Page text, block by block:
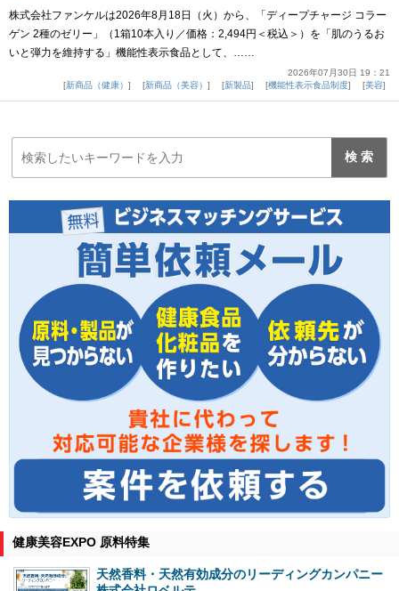
株式会社ファンケルは2026年8月18日（火）から、「ディープチャージ コラー
ゲン 2種のゼリー」（1箱10本入り／価格：2,494円＜税込＞）を「肌のうるお
いと弾力を維持する」機能性表示食品として、……
2026年07月30日 19：21
新商品（健康）
新商品（美容） 新製品 機能性表示食品制度 美容
健康美容EXPO 原料特集
天然香料・天然有効成分のリーディングカンパニー